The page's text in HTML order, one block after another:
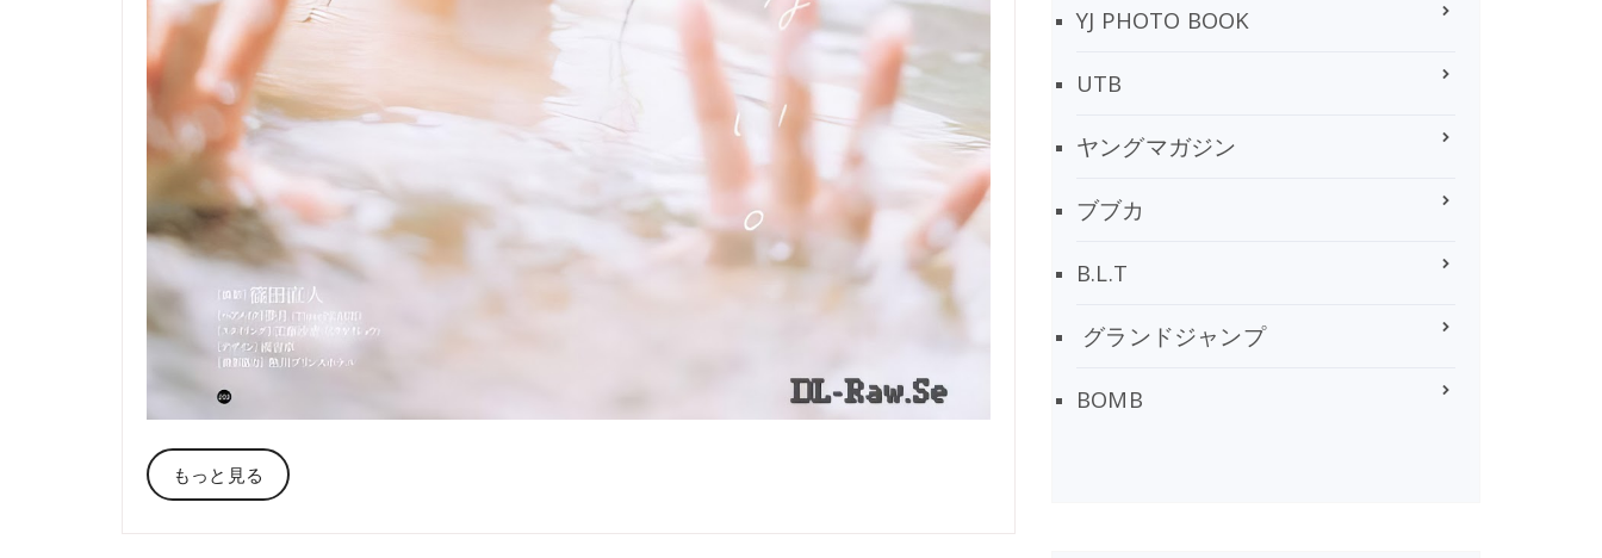
もっと見る
YJ PHOTO BOOK
UTB
ヤングマガジン
ブブカ
B.L.T
グランドジャンプ
BOMB